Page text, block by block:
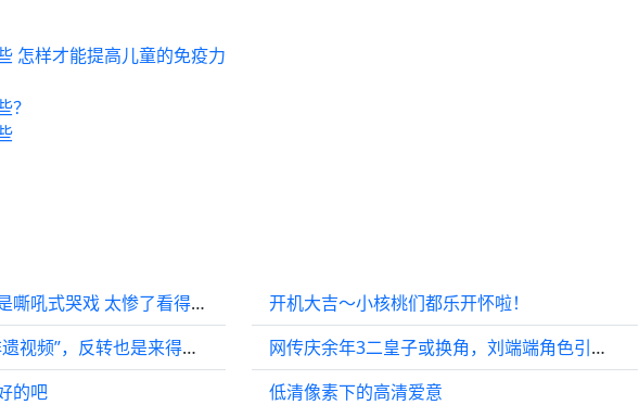
怎样才能提高儿童的免疫力
？
终于有剧拍出了不是嘶吼式哭戏 太惨了看得我心都碎了 钟汉良的演技太震撼了
男生分享自己的“非遗视频”，反转也是来得让人猝不及防！
的吧
开机大吉～小核桃们都乐开怀啦！
网传庆余年3二皇子或换角，刘端端角色引热议
低清像素下的高清爱意